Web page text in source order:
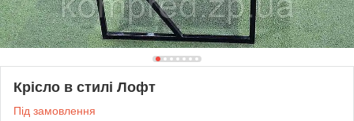
Крісло в стилі Лофт
Під замовлення